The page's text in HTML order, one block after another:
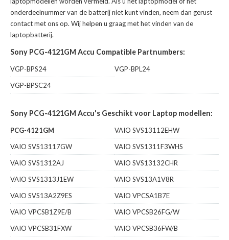
onderdeelnummer van de batterij niet kunt vinden, neem dan gerust
contact met ons op. Wij helpen u graag met het vinden van de
laptopbatterij.
Sony PCG-4121GM Accu Compatible Partnumbers:
VGP-BPS24
VGP-BPL24
VGP-BPSC24
Sony PCG-4121GM Accu's Geschikt voor Laptop modellen:
PCG-4121GM
VAIO SVS13112EHW
VAIO SVS13117GW
VAIO SVS1311F3WHS
VAIO SVS1312AJ
VAIO SVS13132CHR
VAIO SVS1313J1EW
VAIO SVS13A1V8R
VAIO SVS13A2Z9ES
VAIO VPCSA1B7E
VAIO VPCSB1Z9E/B
VAIO VPCSB26FG/W
VAIO VPCSB31FXW
VAIO VPCSB36FW/B